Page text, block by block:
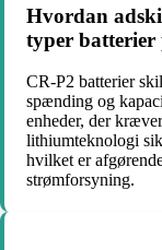
Hvordan
typer batterier
CR-P2 batterier
spænding og
enheder, der
lithiumteknologi
hvilket er
strømforsyning.